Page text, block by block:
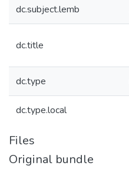
dc.subject.lemb
dc.title
dc.type
dc.type.local
Files
Original bundle